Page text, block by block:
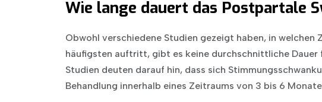
Wie lange dauert das Postpartale
Obwohl verschiedene Studien gezeigt haben, in
häufigsten auftritt, gibt es keine durchschnittliche Dauer
Studien deuten darauf hin, dass sich
Behandlung innerhalb eines Zeitraums von 3 bis 6